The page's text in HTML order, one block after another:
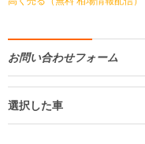
お問い合わせフォーム
選択した車